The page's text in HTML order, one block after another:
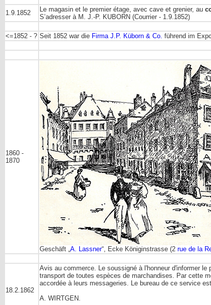
1.9.1852 Le magasin et le premier étage, avec cave et grenier, au
S’adresser à M. J.-P. KUBORN (Courrier - 1.9.1852)
<=1852 - ? Seit 1852 war die Firma J.P. Küborn & Co. führend im
1860 -
1870
Geschäft „A. Lassner“, Ecke Königinstrasse (2 rue de la
18.2.1862
Avis au commerce. Le soussigné à l'honneur d'informer
transport de toutes espèces de marchandises. Par cette
accordée à leurs messageries. Le bureau de ce service
A. WIRTGEN.